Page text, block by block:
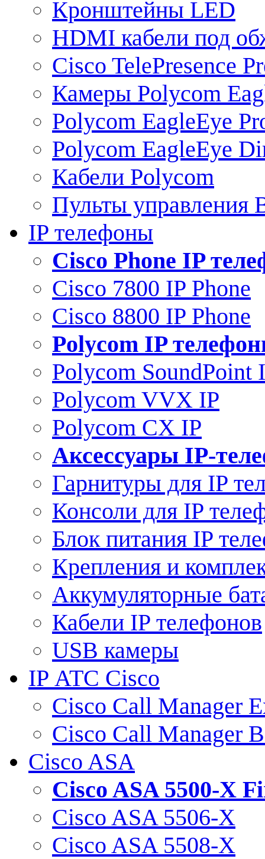
Кронштейны LED
HDMI кабели под
Cisco TelePresence
Камеры Polycom
Polycom EagleEye
Polycom EagleEye
Кабели Polycom
Пульты управления
IP телефоны
Сisco Phone IP
Cisco 7800 IP Phone
Cisco 8800 IP Phone
Polycom IP
Polycom SoundPoint
Polycom VVX IP
Polycom CX IP
Аксессуары IP-
Гарнитуры для IP
Консоли для IP
Блок питания IP
Крепления и
Аккумуляторные
Кабели IP телефонов
USB камеры
IP АТС Cisco
Cisco Call Manager
Cisco Call Manager
Cisco ASA
Cisco ASA 5500-X
Cisco ASA 5506-X
Cisco ASA 5508-X